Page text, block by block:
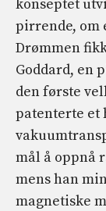
konseptet
pirrende, om
Drømmen
Goddard, en
den første
patenterte et
mål å oppnå
mens han
magnetiske